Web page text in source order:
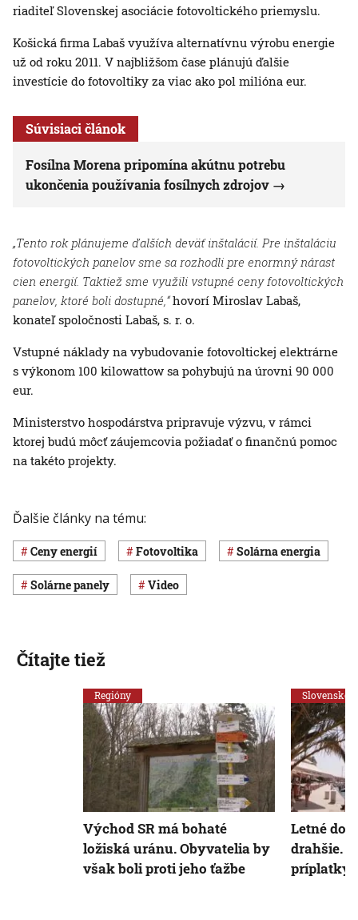
riaditeľ Slovenskej asociácie fotovoltického priemyslu.
Košická firma Labaš využíva alternatívnu výrobu energie
už od roku 2011. V najbližšom čase plánujú ďalšie
investície do fotovoltiky za viac ako pol milióna eur.
Súvisiaci článok
Fosílna Morena pripomína akútnu potrebu
ukončenia používania fosílnych zdrojov
„Tento rok plánujeme ďalších deväť inštalácií. Pre inštaláciu
fotovoltických panelov sme sa rozhodli pre enormný nárast
cien energií. Taktiež sme využili vstupné ceny fotovoltických
panelov, ktoré boli dostupné,“hovorí Miroslav Labaš,
konateľ spoločnosti Labaš, s. r. o.
Vstupné náklady na vybudovanie fotovoltickej elektrárne
s výkonom 100 kilowattow sa pohybujú na úrovni 90 000
eur.
Ministerstvo hospodárstva pripravuje výzvu, v rámci
ktorej budú môcť záujemcovia požiadať o finančnú pomoc
na takéto projekty.
Ďalšie články na tému:
ceny energií fotovoltika solárna energia
solárne panely Video
Čítajte tiež
Regióny
Východ SR má bohaté
ložiská uránu. Obyvatelia by
však boli proti jeho ťažbe
Slovensko
Letné
drahšie.
príplatky